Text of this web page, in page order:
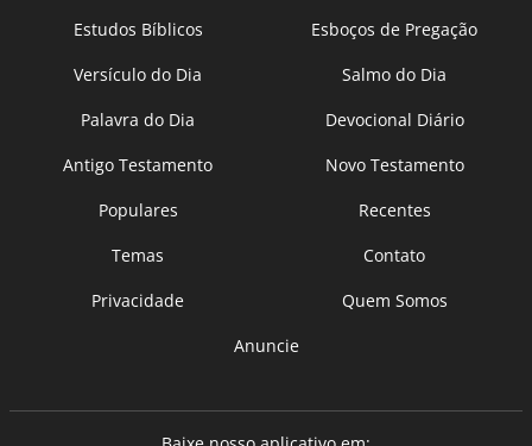
Estudos Bíblicos
Esboços de Pregação
Versículo do Dia
Salmo do Dia
Palavra do Dia
Devocional Diário
Antigo Testamento
Novo Testamento
Populares
Recentes
Temas
Contato
Privacidade
Quem Somos
Anuncie